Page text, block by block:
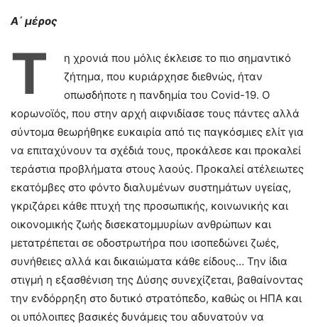
A΄ μέρος
Τ
η χρονιά που μόλις έκλεισε το πιο σημαντικό
ζήτημα, που κυριάρχησε διεθνώς, ήταν
οπωσδήποτε η πανδημία του Covid-19. Ο
κορωνοϊός, που στην αρχή αιφνιδίασε τους πάντες αλλά
σύντομα θεωρήθηκε ευκαιρία από τις παγκόσμιες ελίτ για
να επιταχύνουν τα σχέδιά τους, προκάλεσε και προκαλεί
τεράστια προβλήματα στους λαούς. Προκαλεί ατέλειωτες
εκατόμβες στο φόντο διαλυμένων συστημάτων υγείας,
γκριζάρει κάθε πτυχή της προσωπικής, κοινωνικής και
οικονομικής ζωής δισεκατομμυρίων ανθρώπων και
μετατρέπεται σε οδοστρωτήρα που ισοπεδώνει ζωές,
συνήθειες αλλά και δικαιώματα κάθε είδους… Την ίδια
στιγμή η εξασθένιση της Δύσης συνεχίζεται, βαθαίνοντας
την ενδόρρηξη στο δυτικό στρατόπεδο, καθώς οι ΗΠΑ και
οι υπόλοιπες βασικές δυνάμεις του αδυνατούν να